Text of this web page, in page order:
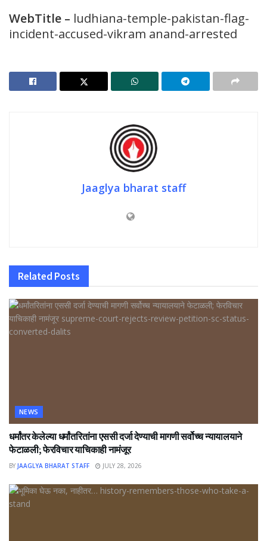
WebTitle – ludhiana-temple-pakistan-flag-
incident-accused-vikram anand-arrested
Jaaglya bharat staff
Related Posts
NEWS
धर्मांतर केलेल्या धर्मांतरितांना एससी दर्जा देण्याची मागणी सर्वोच्च न्यायालयाने
फेटाळली; फेरविचार याचिकाही नामंजूर
BY JAAGLYA BHARAT STAFF JULY 28, 2026